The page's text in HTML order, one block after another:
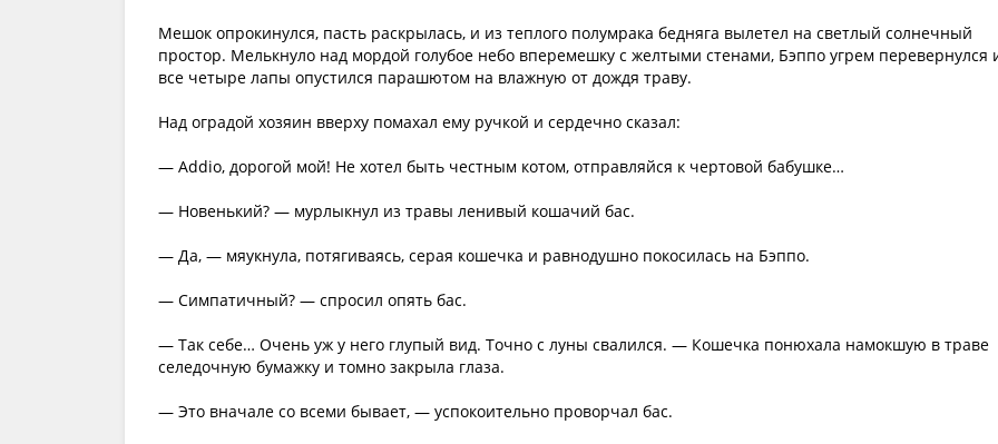
Мешок опрокинулся, пасть раскрылась, и из теплого полумрака бедняга вылетел на светлый солнечный
простор. Мелькнуло над мордой голубое небо вперемешку с желтыми стенами, Бэппо угрем перевернулся
все четыре лапы опустился парашютом на влажную от дождя траву.
Над оградой хозяин вверху помахал ему ручкой и сердечно сказал:
— Addio, дорогой мой! Не хотел быть честным котом, отправляйся к чертовой бабушке…
— Новенький? — мурлыкнул из травы ленивый кошачий бас.
— Да, — мяукнула, потягиваясь, серая кошечка и равнодушно покосилась на Бэппо.
— Симпатичный? — спросил опять бас.
— Так себе… Очень уж у него глупый вид. Точно с луны свалился. — Кошечка понюхала намокшую в траве
селедочную бумажку и томно закрыла глаза.
— Это вначале со всеми бывает, — успокоительно проворчал бас.